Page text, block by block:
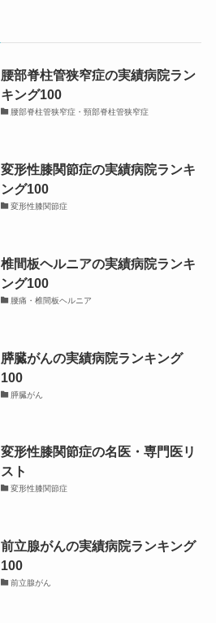
腰部脊柱管狭窄症の実績病院ラン
キング100
腰部脊柱管狭窄症・頸部脊柱管狭窄症
変形性膝関節症の実績病院ランキ
ング100
変形性膝関節症
椎間板ヘルニアの実績病院ランキ
ング100
腰痛・椎間板ヘルニア
膵臓がんの実績病院ランキング
100
膵臓がん
変形性膝関節症の名医・専門医リ
スト
変形性膝関節症
前立腺がんの実績病院ランキング
100
前立腺がん